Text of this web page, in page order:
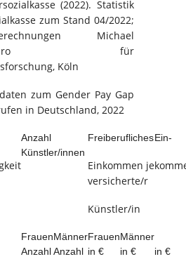
(2022). Statistik
zum Stand 04/2022;
Michael
Büro für
Köln
zum Gender Pay Gap
in Deutschland, 2022
Anzahl
Künstler/innen
Freiberufliches
Einkommen je
versicherte/r
Künstler/in
Ein-
FrauenMännerFrauenMänner
AnzahlAnzahl in € in €
in €